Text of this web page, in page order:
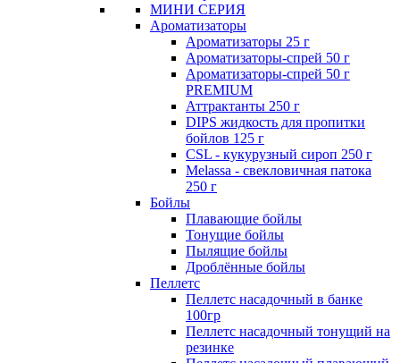
МИНИ СЕРИЯ
Ароматизаторы
Ароматизаторы 25 г
Ароматизаторы-спрей 50 г
Ароматизаторы-спрей 50 г
PREMIUM
Аттрактанты 250 г
DIPS жидкость для пропитки
бойлов 125 г
CSL - кукурузный сироп 250 г
Melassa - свекловичная патока
250 г
Бойлы
Плавающие бойлы
Тонущие бойлы
Пылящие бойлы
Дроблённые бойлы
Пеллетс
Пеллетс насадочный в банке
100гр
Пеллетс насадочный тонущий на
резинке